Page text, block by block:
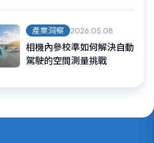
界感知力
產業洞察 2026.05.08
相機內參校準如何解決自動
駕駛的空間測量挑戰